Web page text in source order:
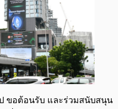
ขอต้อนรับ และร่วมสนับสนุน